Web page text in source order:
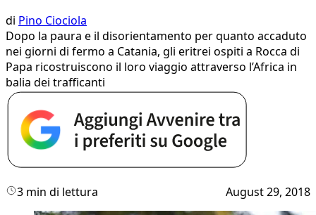
di Pino Ciociola
Dopo la paura e il disorientamento per quanto accaduto
nei giorni di fermo a Catania, gli eritrei ospiti a Rocca di
Papa ricostruiscono il loro viaggio attraverso l’Africa in
balia dei trafficanti
3 min di lettura August 29, 2018